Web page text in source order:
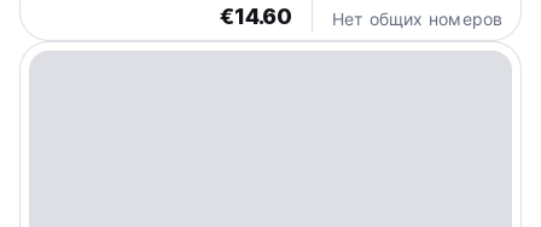
€14.60 Нет общих номеров